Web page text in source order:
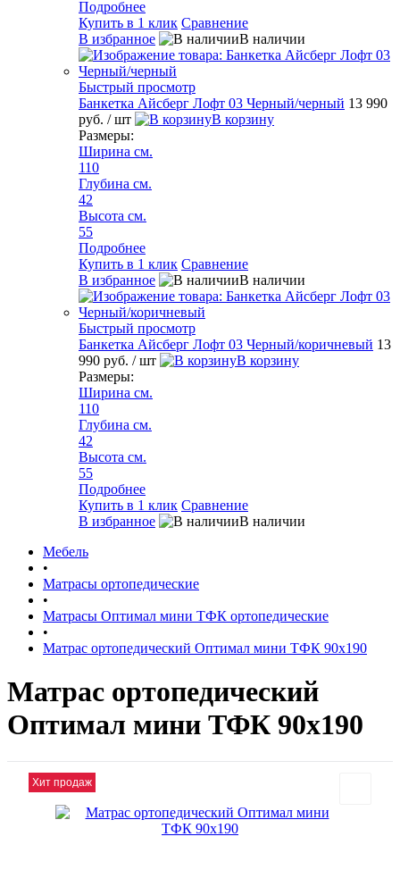
Подробнее
Купить в 1 клик Сравнение
В избранное
В наличии
Быстрый просмотр
Банкетка Айсберг Лофт 03 Черный/черный 13 990
руб. / шт
В корзину
Размеры:
Ширина см.
110
Глубина см.
42
Высота см.
55
Подробнее
Купить в 1 клик Сравнение
В избранное
В наличии
Быстрый просмотр
Банкетка Айсберг Лофт 03 Черный/коричневый 13
990 руб. / шт
В корзину
Размеры:
Ширина см.
110
Глубина см.
42
Высота см.
55
Подробнее
Купить в 1 клик Сравнение
В избранное
В наличии
Мебель
•
Матрасы ортопедические
•
Матрасы Оптимал мини ТФК ортопедические
•
Матрас ортопедический Оптимал мини ТФК 90х190
Матрас ортопедический
Оптимал мини ТФК 90х190
Хит продаж